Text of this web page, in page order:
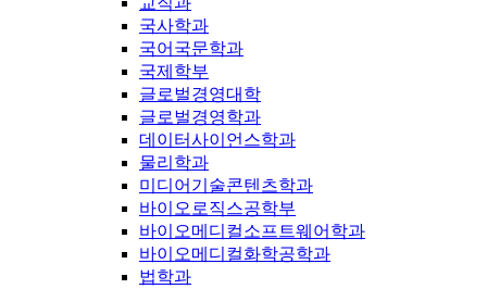
국사학과
국어국문학과
국제학부
글로벌경영대학
글로벌경영학과
데이터사이언스학과
물리학과
미디어기술콘텐츠학과
바이오로직스공학부
바이오메디컬소프트웨어학과
바이오메디컬화학공학과
법학과